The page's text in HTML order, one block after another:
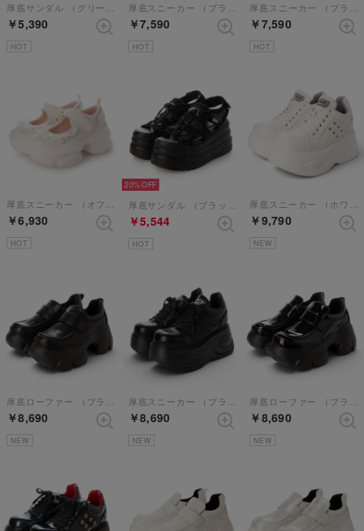
厚底サンダル （グリーンコンビ）
￥5,390
HOT
厚底スニーカー （ブラック）
￥7,590
HOT
厚底スニーカー （ブラックコンビ）
￥7,590
HOT
￥6,930
HOT
20%
￥5,544
HOT
￥9,790
NEW
￥8,690
NEW
￥8,690
NEW
￥8,690
NEW